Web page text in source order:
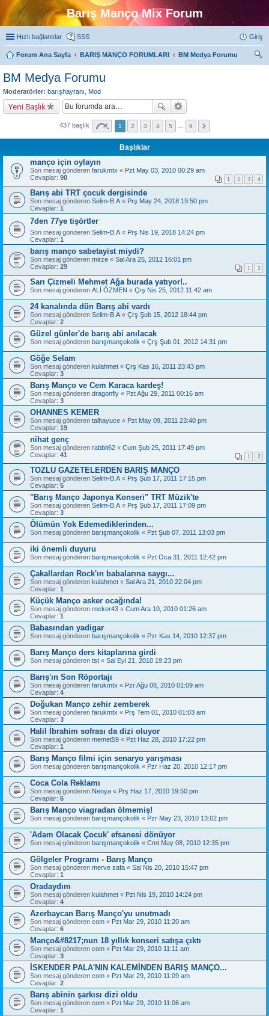
Barış Manço Mix Forum
Hızlı bağlantılar SSS Giriş
Forum Ana Sayfa BARIŞ MANÇO FORUMLARI
BM Medya Forumu
BM Medya Forumu
Moderatörler: barışhayranı Mod
Yeni Başlık
437 başlık 1 2 3 4 5 9
Başlıklar
manço için oylayın
Son mesaj gönderen farukmtx « Pzt May 03, 2010 00:29 am
Cevaplar: 90 1 2 3 4
Barış abi TRT çocuk dergisinde
Son mesaj gönderen Selim-B.A « Prş May 24, 2018 19:50 pm
Cevaplar: 1
7den 77ye tişörtler
Son mesaj gönderen Selim-B.A « Prş Nis 19, 2018 14:24 pm
Cevaplar: 1
barış manço sabetayist miydi?
Son mesaj gönderen mirze « Sal Ara 25, 2012 16:01 pm
Cevaplar: 29 1 2
Sarı Çizmeli Mehmet Ağa burada yatıyor!..
Son mesaj gönderen ALİ ÖZMEN « Çrş Nis 25, 2012 11:42 am
24 kanalında dün Barış abi vardı
Son mesaj gönderen Selim-B.A « Çrş Şub 15, 2012 18:44 pm
Cevaplar: 2
Güzel günler'de barış abi anılacak
Son mesaj gönderen barışmançokolik « Çrş Şub 01, 2012 14:31 pm
Göğe Selam
Son mesaj gönderen kulahmet « Çrş Kas 16, 2011 23:43 pm
Cevaplar: 3
Barış Manço ve Cem Karaca kardeş!
Son mesaj gönderen dragonfly « Pzt Ağu 29, 2011 00:16 am
Cevaplar: 3
OHANNES KEMER
Son mesaj gönderen talhayuce « Pzt May 09, 2011 23:40 pm
Cevaplar: 19
nihat genç
Son mesaj gönderen rabbit62 « Cum Şub 25, 2011 17:49 pm
Cevaplar: 41 1 2
TOZLU GAZETELERDEN BARIŞ MANÇO
Son mesaj gönderen Selim-B.A « Prş Şub 17, 2011 17:15 pm
Cevaplar: 5
"Barış Manço Japonya Konseri" TRT Müzik'te
Son mesaj gönderen Selim-B.A « Prş Şub 17, 2011 17:09 pm
Cevaplar: 3
Ölümün Yok Edemediklerinden...
Son mesaj gönderen barışmançokolik « Pzt Şub 07, 2011 13:03 pm
iki önemli duyuru
Son mesaj gönderen barışmançokolik « Pzt Oca 31, 2011 12:42 pm
Çakallardan Rock'ın babalarına saygı...
Son mesaj gönderen kulahmet « Sal Ara 21, 2010 22:04 pm
Cevaplar: 1
Küçük Manço asker ocağında!
Son mesaj gönderen rocker43 « Cum Ara 10, 2010 01:26 am
Cevaplar: 1
Babasından yadigar
Son mesaj gönderen barışmançokolik « Pzr Kas 14, 2010 12:37 pm
Barış Manço ders kitaplarına girdi
Son mesaj gönderen tst « Sal Eyl 21, 2010 19:23 pm
Barış'ın Son Röportajı
Son mesaj gönderen farukmtx « Pzr Ağu 08, 2010 01:09 am
Cevaplar: 4
Doğukan Manço zehir zemberek
Son mesaj gönderen farukmtx « Prş Tem 01, 2010 01:03 am
Cevaplar: 3
Halil İbrahim sofrası da dizi oluyor
Son mesaj gönderen memet59 « Pzt Haz 28, 2010 17:22 pm
Cevaplar: 1
Barış Manço filmi için senaryo yarışması
Son mesaj gönderen barışmançokolik « Pzr Haz 20, 2010 12:17 pm
Coca Cola Reklamı
Son mesaj gönderen Nenya « Prş Haz 17, 2010 19:50 pm
Cevaplar: 6
Barış Manço viagradan ölmemiş!
Son mesaj gönderen barışmançokolik « Pzr May 23, 2010 13:02 pm
'Adam Olacak Çocuk' efsanesi dönüyor
Son mesaj gönderen barışmançokolik « Cmt May 08, 2010 12:35 pm
Gölgeler Programı - Barış Manço
Son mesaj gönderen merve safa « Sal Nis 20, 2010 15:47 pm
Cevaplar: 1
Oradaydım
Son mesaj gönderen kulahmet « Pzt Nis 19, 2010 14:24 pm
Cevaplar: 4
Azerbaycan Barış Manço'yu unutmadı
Son mesaj gönderen com « Pzt Mar 29, 2010 11:20 am
Cevaplar: 6
Manço&#8217;nun 18 yıllık konseri satışa çıktı
Son mesaj gönderen com « Pzt Mar 29, 2010 11:11 am
Cevaplar: 3
İSKENDER PALA'NIN KALEMİNDEN BARIŞ MANÇO...
Son mesaj gönderen com « Pzt Mar 29, 2010 11:09 am
Cevaplar: 2
Barış abinin şarkısı dizi oldu
Son mesaj gönderen com « Pzt Mar 29, 2010 11:06 am
Cevaplar: 1